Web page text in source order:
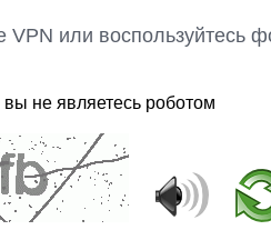
VPN или воспользуйтесь
не являетесь роботом